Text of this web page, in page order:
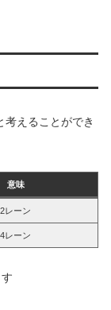
考えることができ
意味
2レーン
4レーン